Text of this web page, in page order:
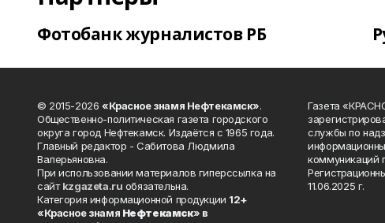
Фотобанк журналистов РБ
© 2015-2026 «Красное знамя Нефтекамск».
Общественно-политическая газета городского
округа город Нефтекамск. Издаётся с 1965 года.
Главный редактор - Сабитова Людмила
Валерьяновна.
При использовании материалов гиперссылка на
сайтkzgazeta.ru обязательна.
Категория информационной продукции 12+
«Красное знамя Нефтекамск» в
Газета
службы по
коммуникаций
11.06.2025 г.